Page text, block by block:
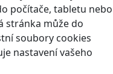
počítače, tabletu nebo
stránka může do
soubory cookies
nastavení vašeho